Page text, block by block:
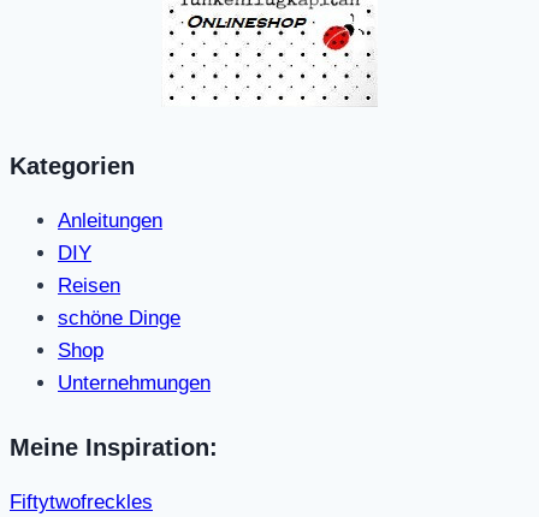
Kategorien
Anleitungen
DIY
Reisen
schöne Dinge
Shop
Unternehmungen
Meine Inspiration:
Fiftytwofreckles